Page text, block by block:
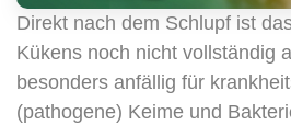
Direkt nach dem Schlupf ist
Kükens noch nicht vollständig
besonders anfällig für
(pathogene) Keime und